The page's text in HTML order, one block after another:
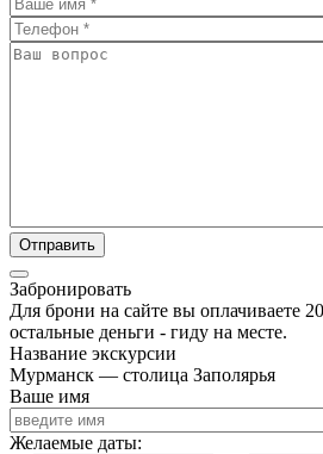
Забронировать
Для брони на сайте вы оплачиваете
остальные деньги - гиду на месте.
Название экскурсии
Мурманск — столица Заполярья
Ваше имя
Желаемые даты: